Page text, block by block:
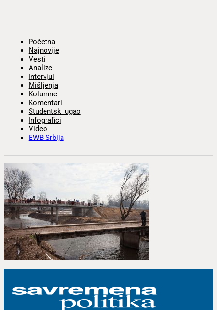
Početna
Najnovije
Vesti
Analize
Intervjui
Mišljenja
Kolumne
Komentari
Studentski ugao
Infografici
Video
EWB Srbija